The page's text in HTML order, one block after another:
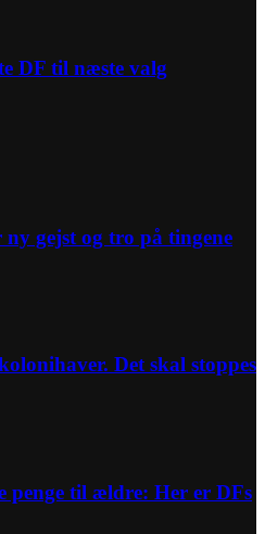
DF til næste valg
gejst og tro på tingene
Det skal stoppes
til ældre: Her er DFs